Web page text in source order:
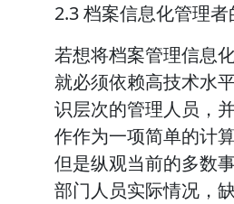
2.3 档案信息化管理
若想将档案管理信息
就必须依赖高技术水
识层次的管理人员，
作作为一项简单的计
但是纵观当前的多数
部门人员实际情况，